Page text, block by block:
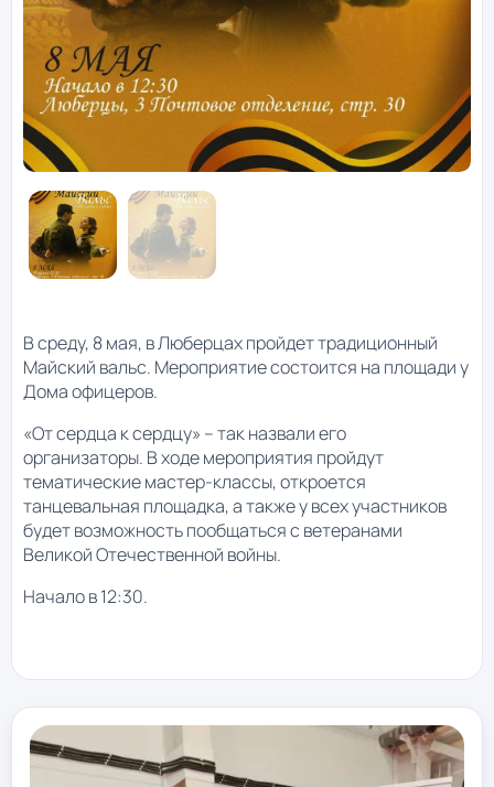
В среду, 8 мая, в Люберцах пройдет традиционный
Майский вальс. Мероприятие состоится на площади у
Дома офицеров.
«От сердца к сердцу» – так назвали его
организаторы. В ходе мероприятия пройдут
тематические мастер-классы, откроется
танцевальная площадка, а также у всех участников
будет возможность пообщаться с ветеранами
Великой Отечественной войны.
Начало в 12:30.